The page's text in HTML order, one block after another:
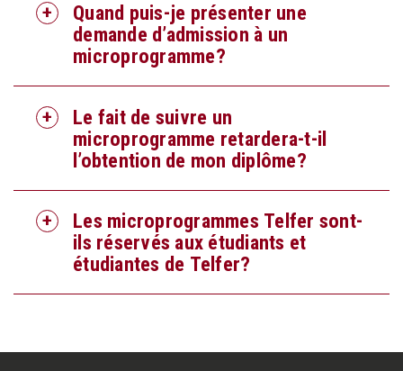
Quand puis-je présenter une
demande d’admission à un
microprogramme?
Le fait de suivre un
microprogramme retardera-t-il
l’obtention de mon diplôme?
Les microprogrammes Telfer sont-
ils réservés aux étudiants et
étudiantes de Telfer?